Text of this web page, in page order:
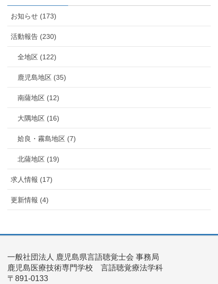
お知らせ (173)
活動報告 (230)
全地区 (122)
鹿児島地区 (35)
南薩地区 (12)
大隅地区 (16)
姶良・霧島地区 (7)
北薩地区 (19)
求人情報 (17)
更新情報 (4)
一般社団法人 鹿児島県言語聴覚士会 事務局
鹿児島医療技術専門学校 言語聴覚療法学科
〒891-0133